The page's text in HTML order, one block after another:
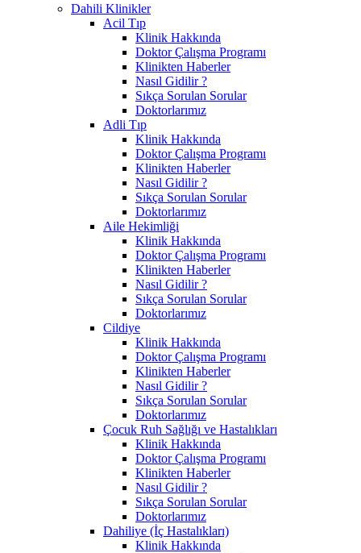
Dahili Klinikler
Acil Tıp
Klinik Hakkında
Doktor Çalışma Programı
Klinikten Haberler
Nasıl Gidilir ?
Sıkça Sorulan Sorular
Doktorlarımız
Adli Tıp
Klinik Hakkında
Doktor Çalışma Programı
Klinikten Haberler
Nasıl Gidilir ?
Sıkça Sorulan Sorular
Doktorlarımız
Aile Hekimliği
Klinik Hakkında
Doktor Çalışma Programı
Klinikten Haberler
Nasıl Gidilir ?
Sıkça Sorulan Sorular
Doktorlarımız
Cildiye
Klinik Hakkında
Doktor Çalışma Programı
Klinikten Haberler
Nasıl Gidilir ?
Sıkça Sorulan Sorular
Doktorlarımız
Çocuk Ruh Sağlığı ve Hastalıkları
Klinik Hakkında
Doktor Çalışma Programı
Klinikten Haberler
Nasıl Gidilir ?
Sıkça Sorulan Sorular
Doktorlarımız
Dahiliye (İç Hastalıkları)
Klinik Hakkında